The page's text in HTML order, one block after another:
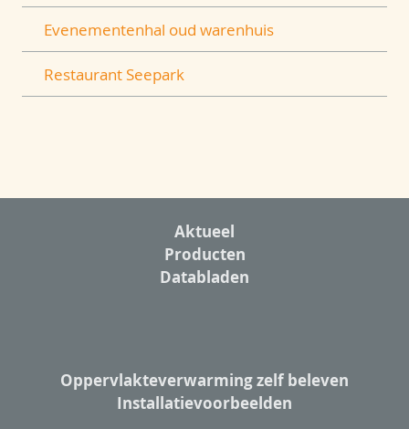
Evenementenhal oud warenhuis
Restaurant Seepark
Aktueel
Producten
Databladen
Oppervlakteverwarming zelf beleven
Installatievoorbeelden